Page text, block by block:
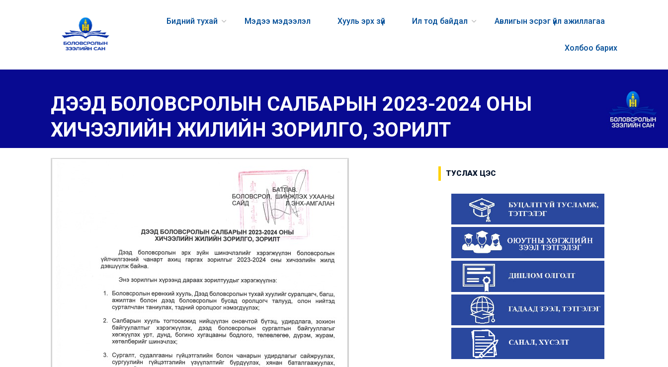
Бидний тухай Мэдээ мэдээлэл Хууль эрх зүй Ил тод байдал Авлигын эсрэг үйл ажиллагаа
Холбоо барих
ДЭЭД БОЛОВСРОЛЫН САЛБАРЫН 2023-2024 ОНЫ
ХИЧЭЭЛИЙН ЖИЛИЙН ЗОРИЛГО, ЗОРИЛТ
ТУСЛАХ ЦЭС